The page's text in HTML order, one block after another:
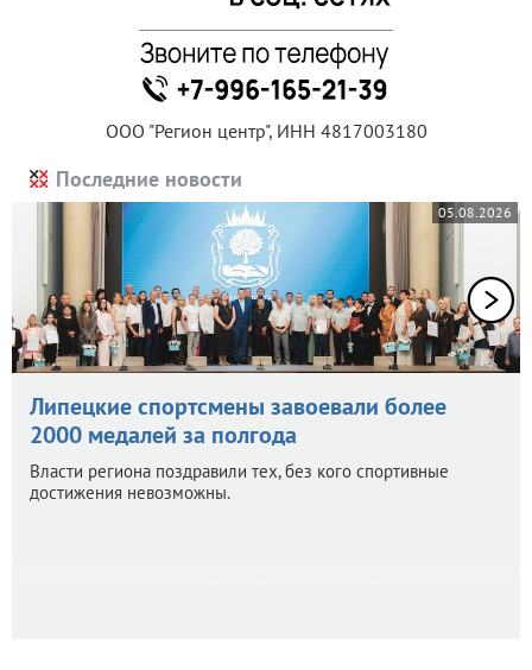
ООО "Регион центр", ИНН 4817003180
Последние новости
05.08.2026
Липецкие спортсмены завоевали более
2000 медалей за полгода
Власти региона поздравили тех, без кого спортивные
достижения невозможны.